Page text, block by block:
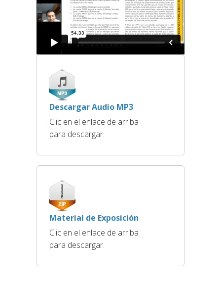
Descargar Audio MP3
Clic en el enlace de arriba
para descargar.
Material de Exposición
Clic en el enlace de arriba
para descargar.